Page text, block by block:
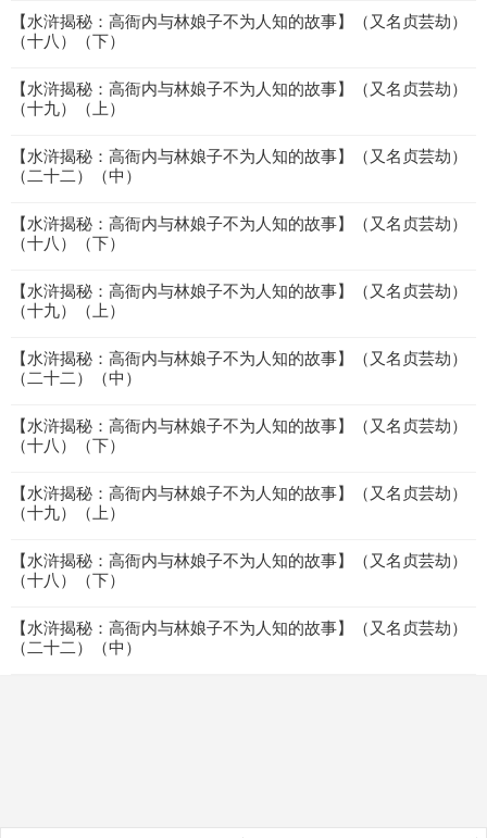
【水浒揭秘：高衙内与林娘子不为人知的故事】（又名贞芸劫）
（十八）（下）
【水浒揭秘：高衙内与林娘子不为人知的故事】（又名贞芸劫）
（十九）（上）
【水浒揭秘：高衙内与林娘子不为人知的故事】（又名贞芸劫）
（二十二）（中）
【水浒揭秘：高衙内与林娘子不为人知的故事】（又名贞芸劫）
（十八）（下）
【水浒揭秘：高衙内与林娘子不为人知的故事】（又名贞芸劫）
（十九）（上）
【水浒揭秘：高衙内与林娘子不为人知的故事】（又名贞芸劫）
（二十二）（中）
【水浒揭秘：高衙内与林娘子不为人知的故事】（又名贞芸劫）
（十八）（下）
【水浒揭秘：高衙内与林娘子不为人知的故事】（又名贞芸劫）
（十九）（上）
【水浒揭秘：高衙内与林娘子不为人知的故事】（又名贞芸劫）
（十八）（下）
【水浒揭秘：高衙内与林娘子不为人知的故事】（又名贞芸劫）
（二十二）（中）